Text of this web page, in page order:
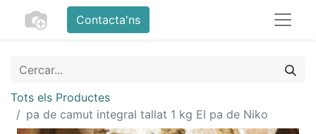
Contacta'ns
Tots els Productes
pa de camut integral tallat 1 kg El pa de Niko